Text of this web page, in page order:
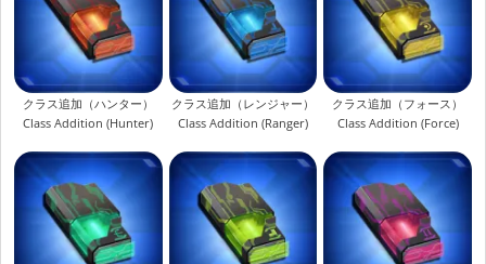
クラス追加（ハンター）
Class Addition (Hunter)
クラス追加（レンジャー）
Class Addition (Ranger)
クラス追加（フォース）
Class Addition (Force)